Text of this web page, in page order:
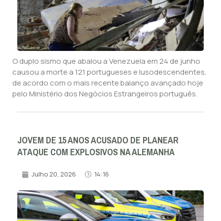
O duplo sismo que abalou a Venezuela em 24 de junho
causou a morte a 121 portugueses e lusodescendentes,
de acordo com o mais recente balanço avançado hoje
pelo Ministério dos Negócios Estrangeiros português.
JOVEM DE 15 ANOS ACUSADO DE PLANEAR
ATAQUE COM EXPLOSIVOS NA ALEMANHA
Julho 20, 2026 14:16